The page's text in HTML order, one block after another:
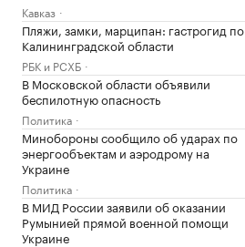
Кавказ
Пляжи, замки, марципан: гастрогид по
Калининградской области
РБК и РСХБ
В Московской области объявили
беспилотную опасность
Политика
Минобороны сообщило об ударах по
энергообъектам и аэродрому на
Украине
Политика
В МИД России заявили об оказании
Румынией прямой военной помощи
Украине